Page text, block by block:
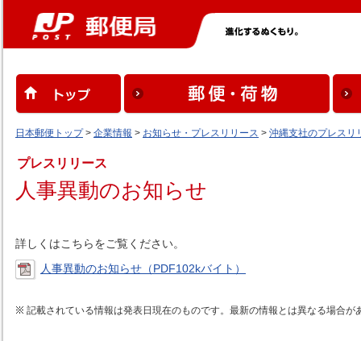
日本郵便トップ> 企業情報 > お知らせ・プレスリリース > 沖縄支社のプレスリ
プレスリリース
人事異動のお知らせ
詳しくはこちらをご覧ください。
人事異動のお知らせ（PDF102kバイト）
記載されている情報は発表日現在のものです。最新の情報とは異なる場合が